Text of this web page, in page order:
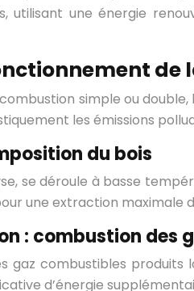
utilisant une énergie
de
simple ou
les émissions
du bois
se déroule à basse
une extraction maximale
: combustion des
gaz combustibles
d’énergie